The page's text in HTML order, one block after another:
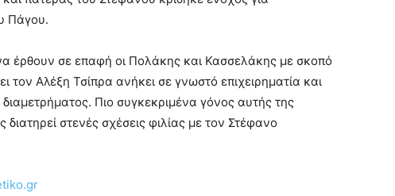
Πάγου.
έρθουν σε επαφή οι Πολάκης και Κασσελάκης με σκοπό
τον Αλέξη Τσίπρα ανήκει σε γνωστό επιχειρηματία και
Πιο συγκεκριμένα γόνος αυτής της
διατηρεί στενές σχέσεις φιλίας με τον Στέφανο